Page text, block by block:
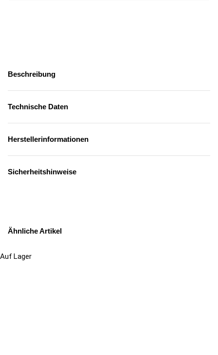
Beschreibung
Technische Daten
Herstellerinformationen
Sicherheitshinweise
Ähnliche Artikel
Auf Lager